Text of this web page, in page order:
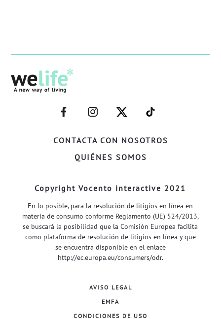
CONTACTA CON NOSOTROS
QUIÉNES SOMOS
–
FACEBOOK–
–
INSTAGRAM–
–
TWITTER–
–
WELIFE–
Copyright Vocento interactive 2021
En lo posible, para la resolución de litigios en línea en
materia de consumo conforme Reglamento (UE) 524/2013,
se buscará la posibilidad que la Comisión Europea facilita
como plataforma de resolución de litigios en línea y que
se encuentra disponible en el enlace
http://ec.europa.eu/consumers/odr.
AVISO LEGAL
EMFA
CONDICIONES DE USO